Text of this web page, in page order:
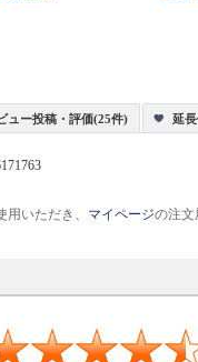
ュー投稿・評価(25件) 延
いただき、 マイページの注文